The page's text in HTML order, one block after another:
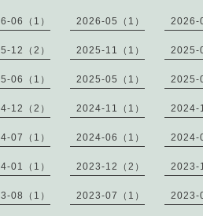
06（1） 2026-05（1） 2026-
12（2） 2025-11（1） 2025-
06（1） 2025-05（1） 2025-
12（2） 2024-11（1） 2024-
07（1） 2024-06（1） 2024-
01（1） 2023-12（2） 2023-
08（1） 2023-07（1） 2023-